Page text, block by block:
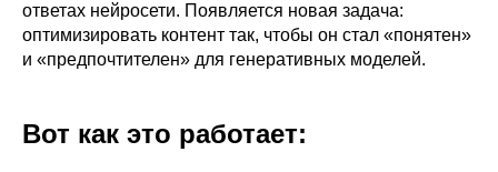
ответах нейросети. Появляется новая задача:
оптимизировать контент так, чтобы он стал «понятен»
и «предпочтителен» для генеративных моделей.
Вот как это работает: